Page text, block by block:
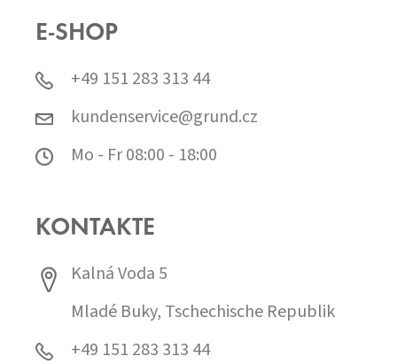
E-SHOP
+49 151 283 313 44
kundenservice@grund.cz
Mo - Fr 08:00 - 18:00
KONTAKTE
Kalná Voda 5
Mladé Buky, Tschechische Republik
+49 151 283 313 44